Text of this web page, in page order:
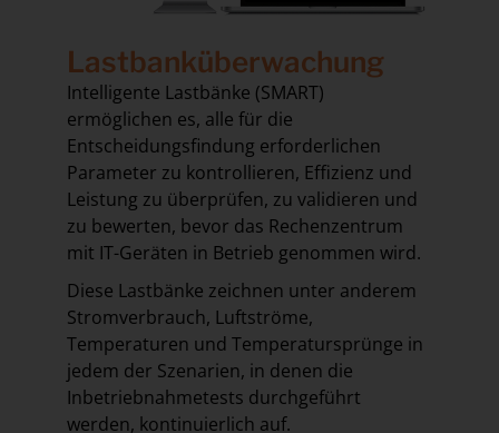
Lastbanküberwachung
Intelligente Lastbänke (SMART)
ermöglichen es, alle für die
Entscheidungsfindung erforderlichen
Parameter zu kontrollieren, Effizienz und
Leistung zu überprüfen, zu validieren und
zu bewerten, bevor das Rechenzentrum
mit IT-Geräten in Betrieb genommen wird.
Diese Lastbänke zeichnen unter anderem
Stromverbrauch, Luftströme,
Temperaturen und Temperatursprünge in
jedem der Szenarien, in denen die
Inbetriebnahmetests durchgeführt
werden, kontinuierlich auf.